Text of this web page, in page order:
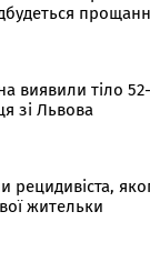
виявили тіло
зі Львова
рецидивіста,
жительки